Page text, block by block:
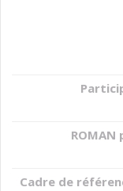
Cadre de